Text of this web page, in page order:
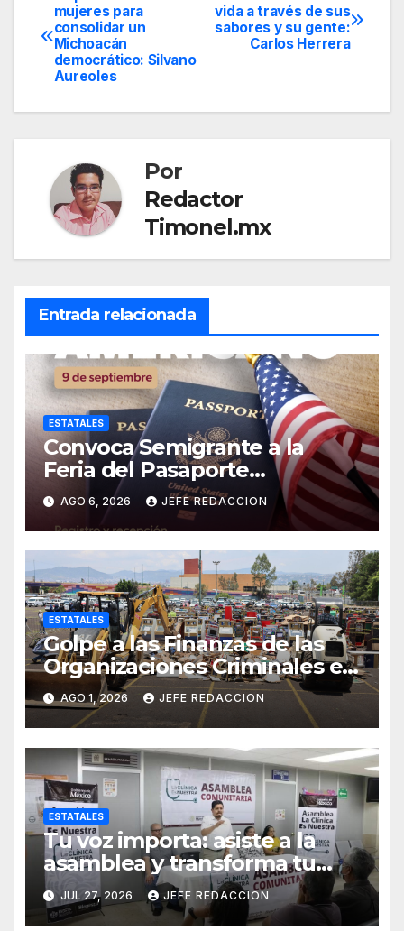
de
entradas
vida a través de sus
sabores y su gente:
Carlos Herrera
mujeres para
consolidar un
Michoacán
democrático: Silvano
Aureoles
Por
Redactor
Timonel.mx
Entrada relacionada
ESTATALES
Convoca Semigrante a la
Feria del Pasaporte
Estadounidense 2026
AGO 6, 2026 JEFE REDACCION
ESTATALES
Golpe a las Finanzas de las
Organizaciones Criminales en
Operativos
Interinstitucionales
AGO 1, 2026 JEFE REDACCION
ESTATALES
Tu voz importa: asiste a la
asamblea y transforma tu
clínica del IMSS-Bienestar
JUL 27, 2026 JEFE REDACCION